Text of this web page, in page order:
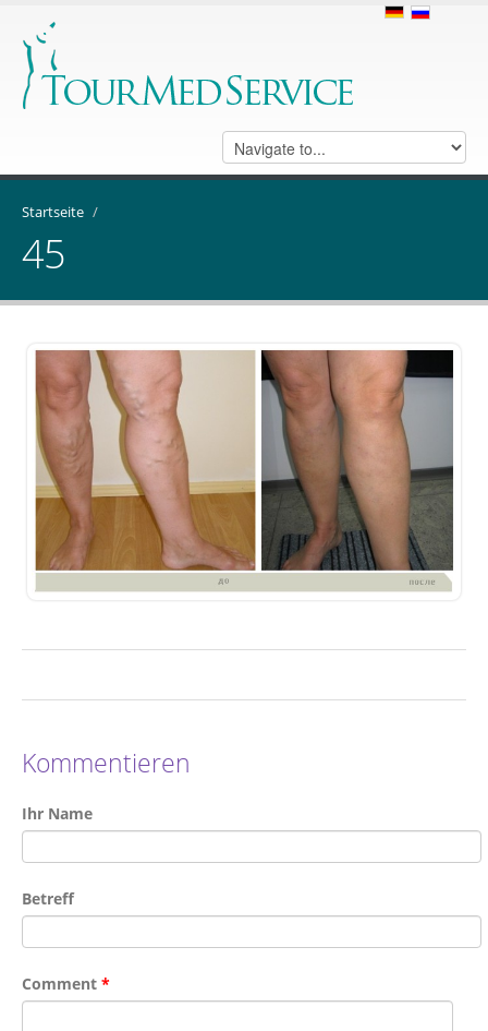
Startseite /
45
Kommentieren
Ihr Name
Betreff
Comment *